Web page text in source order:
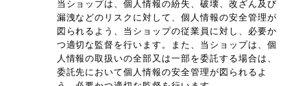
当ショップは、個人情報の紛失、破壊、改ざん及び
漏洩などのリスクに対して、個人情報の安全管理が
図られるよう、当ショップの従業員に対し、必要か
つ適切な監督を行います。また、当ショップは、個
人情報の取扱いの全部又は一部を委託する場合は、
委託先において個人情報の安全管理が図られるよ